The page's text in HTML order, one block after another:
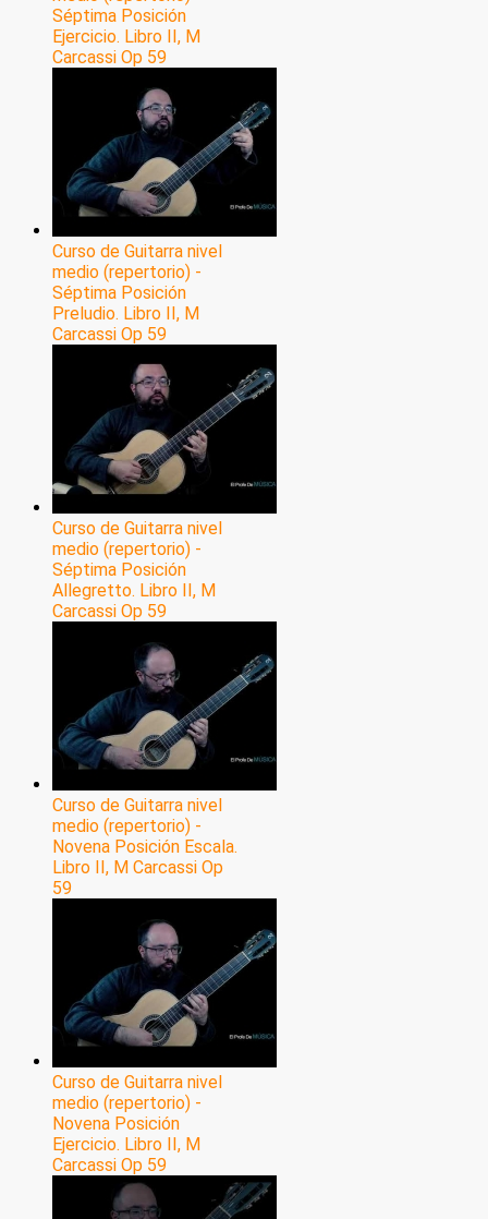
Séptima Posición
Ejercicio. Libro II, M
Carcassi Op 59
Curso de Guitarra nivel
medio (repertorio) -
Séptima Posición
Preludio. Libro II, M
Carcassi Op 59
Curso de Guitarra nivel
medio (repertorio) -
Séptima Posición
Allegretto. Libro II, M
Carcassi Op 59
Curso de Guitarra nivel
medio (repertorio) -
Novena Posición Escala.
Libro II, M Carcassi Op
59
Curso de Guitarra nivel
medio (repertorio) -
Novena Posición
Ejercicio. Libro II, M
Carcassi Op 59